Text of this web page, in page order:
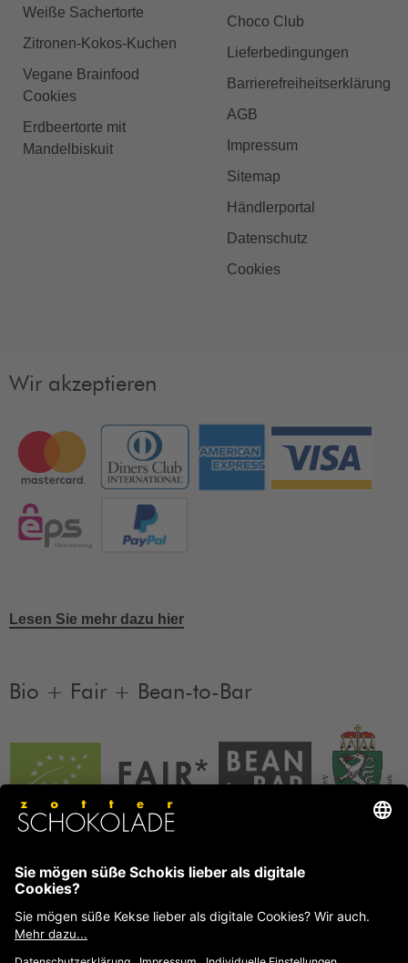
Weiße Sachertorte
Zitronen-Kokos-Kuchen
Vegane Brainfood
Cookies
Erdbeertorte mit
Mandelbiskuit
Choco Club
Lieferbedingungen
Barrierefreiheitserklärung
AGB
Impressum
Sitemap
Händlerportal
Datenschutz
Cookies
Wir akzeptieren
Lesen Sie mehr dazu hier
Bio + Fair + Bean-to-Bar
Informationen
FAQ